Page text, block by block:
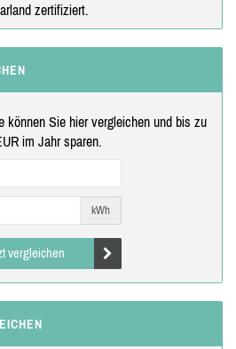
zertifiziert.
können Sie hier vergleichen und bis zu
im Jahr sparen.
kWh
vergleichen